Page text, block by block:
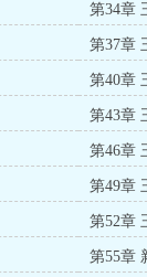
第34章
第37章
第40章
第43章
第46章
第49章
第52章
第55章